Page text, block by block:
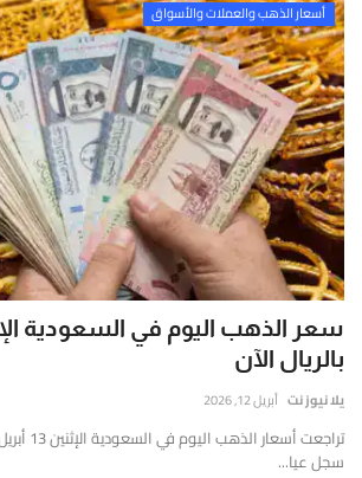
أسعار الذهب والعملات والأسواق
بالريال الآن
يلا نيوز نت أبريل 12, 2026
سجل عيا...